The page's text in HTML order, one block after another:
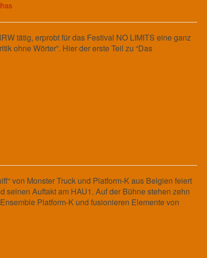
tätig, erprobt für das Festival NO LIMITS eine ganz
ohne Wörter”. Hier der erste Teil zu “Das
von Monster Truck und Platform-K aus Belgien feiert
seinen Auftakt am HAU1. Auf der Bühne stehen zehn
Platform-K und fusionieren Elemente von